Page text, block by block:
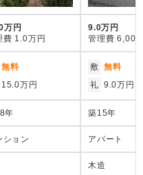
万円
費 1.0万円
9.0万円
管理費 6,000
無料
15.0万円
敷 無料
礼 9.0万円
年 築15年
ション アパート
木造